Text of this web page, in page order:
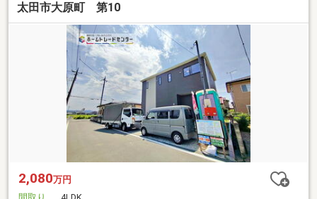
太田市大原町 第10
2,080万円